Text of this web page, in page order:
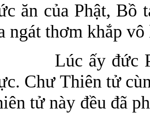
ăn của Phật, Bồ
ngát thơm khắp
Lúc ấy đức
Chư Thiên tử
tử này đều đã